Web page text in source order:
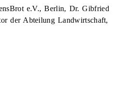
e.V., Berlin, Dr. Gibfried
der Abteilung Landwirtschaft,